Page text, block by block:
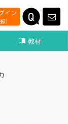
イン
）
教材